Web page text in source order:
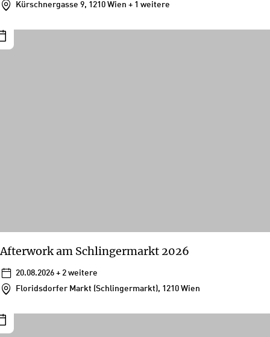
Kürschnergasse 9, 1210 Wien + 1 weitere
Afterwork am Schlingermarkt 2026
20.08.2026 + 2 weitere
Floridsdorfer Markt (Schlingermarkt), 1210 Wien